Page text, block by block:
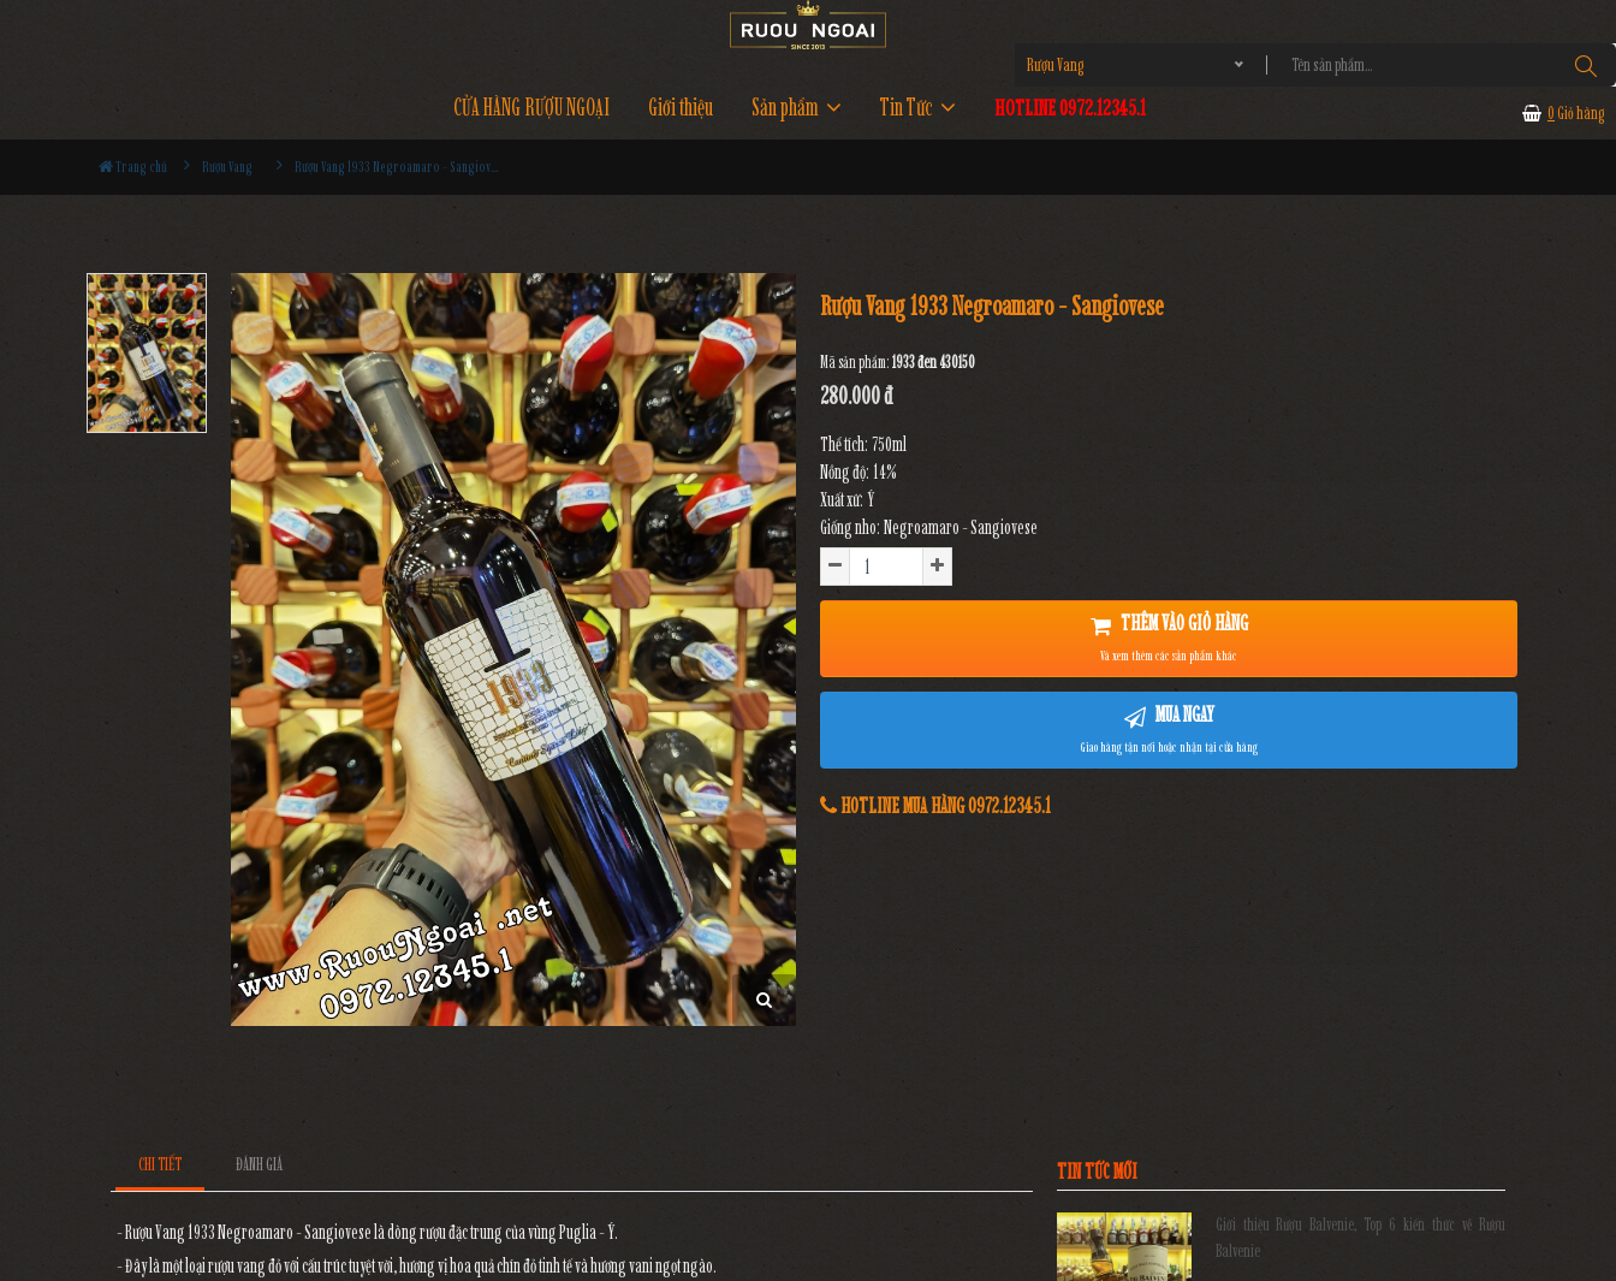
Rượu Vang
CỬA HÀNG RƯỢU NGOẠI Giới thiệu Sản phẩm Tin Tức HOTLINE 0972.12345.1 0 Giỏ hàng
Trang chủ Rượu Vang Rượu Vang 1933 Negroamaro - Sangiovese
Rượu Vang 1933 Negroamaro - Sangiovese
Mã sản phẩm:1933 đen 430150
280.000 đ
Thể tích: 750ml
Nồng độ: 14%
Xuất xứ: Ý
Giống nho: Negroamaro - Sangiovese
THÊM VÀO GIỎ HÀNG
Và xem thêm các sản phẩm khác
MUA NGAY
Giao hàng tận nơi hoặc nhận tại cửa hàng
HOTLINE MUA HÀNG 0972.12345.1
CHI TIẾT ĐÁNH GIÁ
- Rượu Vang 1933 Negroamaro - Sangiovese là dòng rượu đặc trung của vùng Puglia - Ý.
- Đây là một loại rượu vang đỏ với cấu trúc tuyệt vời, hương vị hoa quả chín đỏ tinh tế và hương vani ngọt ngào.
TIN TỨC MỚI
Giới thiệu Rượu Balvenie, Top 6 kiến thức về Rượu
Balvenie